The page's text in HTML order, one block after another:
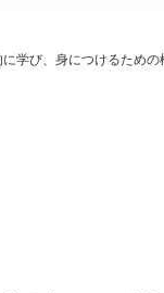
学び、身につけるための